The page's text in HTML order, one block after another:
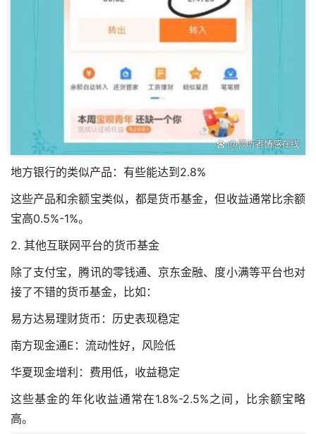
地方银行的类似产品：有些能达到2.8%
这些产品和余额宝类似，都是货币基金，但收益通常比余额
宝高0.5%-1%。
2. 其他互联网平台的货币基金
除了支付宝，腾讯的零钱通、京东金融、度小满等平台也对
接了不错的货币基金，比如：
易方达易理财货币：历史表现稳定
南方现金通E：流动性好，风险低
华夏现金增利：费用低，收益稳定
这些基金的年化收益通常在1.8%-2.5%之间，比余额宝略
高。